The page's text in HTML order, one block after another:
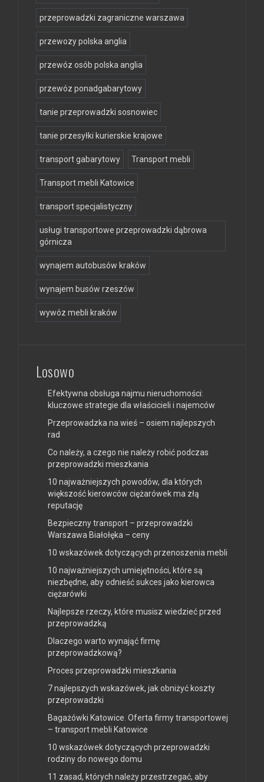
przeprowadzki zagraniczne warszawa
przewozy polska anglia
przewóz osób polska anglia
przewóz ponadgabarytowy
tanie przeprowadzki sosnowiec
tanie przesyłki kurierskie krajowe
transport gabarytowy Transport mebli
Transport mebli Katowice
transport specjalistyczny
usługi transportowe przeprowadzki dąbrowa
górnicza
wynajem autobusów kraków
wynajem busów rzeszów
wywóz mebli kraków
Losowo
Efektywna obsługa najmu nieruchomości:
kluczowe strategie dla właścicieli i najemców
Przeprowadzka na wieś – osiem najlepszych
rad
Co należy, a czego nie należy robić podczas
przeprowadzki mieszkania
10 najważniejszych powodów, dla których
większość kierowców ciężarówek ma złą
reputację
Bezpieczny transport – przeprowadzki
Warszawa Białołęka – ceny
10 wskazówek dotyczących przenoszenia mebli
10 najważniejszych umiejętności, które są
niezbędne, aby odnieść sukces jako kierowca
ciężarówki
Najlepsze rzeczy, które musisz wiedzieć przed
przeprowadzką
Dlaczego warto wynająć firmę
przeprowadzkową?
Proces przeprowadzki mieszkania
7 najlepszych wskazówek, jak obniżyć koszty
przeprowadzki
Bagażówki Katowice. Oferta firmy transportowej
– transport mebli Katowice
10 wskazówek dotyczących przeprowadzki
rodziny do nowego domu
11 zasad, których należy przestrzegać, aby